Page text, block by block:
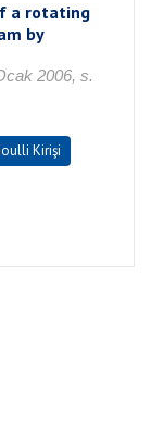
a rotating
by
2006, s.
Kirişi